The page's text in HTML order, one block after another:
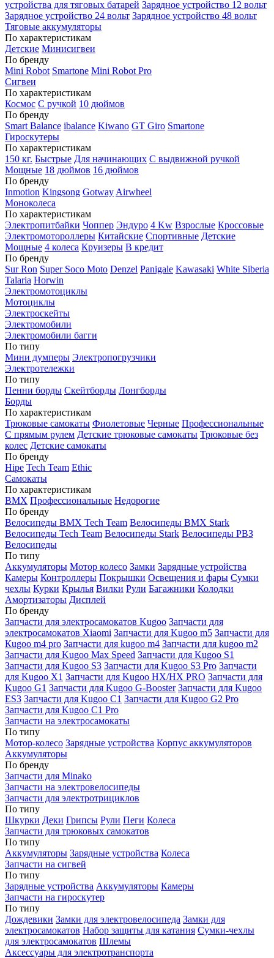
устройства для тяговых батарей Зарядное устройство 12 вольт
Зарядное устройство 24 вольт Зарядное устройство 48 вольт
Тяговые аккумуляторы
По характеристикам
Детские Минисигвеи
По бренду
Mini Robot Smartone Mini Robot Pro
Сигвеи
По характеристикам
Космос С ручкой 10 дюймов
По бренду
Smart Balance ibalance Kiwano GT Giro Smartone
Гироскутеры
По характеристикам
150 кг. Быстрые Для начинающих С выдвижной ручкой
Мощные 18 дюймов 16 дюймов
По бренду
Inmotion Kingsong Gotway Airwheel
Моноколеса
По характеристикам
Электропитбайки Чоппер Эндуро 4 Kw Взрослые Кроссовые
Электромотороллеры Китайские Спортивные Детские
Мощные 4 колеса Круизеры В кредит
По бренду
Sur Ron Super Soco Moto Denzel Panigale Kawasaki White Siberia
Talaria Horwin
Электромотоциклы
Мотоциклы
Электроскейты
Электромобили
Электромобили багги
По типу
Мини думперы Электропогрузчики
Электротележки
По типу
Пенни борды Скейтборды Лонгборды
Борды
По характеристикам
Трюковые самокаты Фиолетовые Черные Профессиональные
С прямым рулем Детские трюковые самокаты Трюковые без
колес Детские самокаты
По бренду
Hipe Tech Team Ethic
Самокаты
По характеристикам
BMX Профессиональные Недорогие
По бренду
Велосипеды BMX Tech Team Велосипеды BMX Stark
Велосипеды Tech Team Велосипеды Stark Велосипеды РВЗ
Велосипеды
По типу
Аккумуляторы Мотор колесо Замки Зарядные устройства
Камеры Контроллеры Покрышки Освещения и фары Сумки
чехлы Курки Крылья Вилки Рули Багажники Колодки
Амортизаторы Дисплей
По бренду
Запчасти для электросамокатов Kugoo Запчасти для
электросамокатов Xiaomi Запчасти для Kugoo m5 Запчасти для
Кugoo m4 pro Запчасти для kugoo m4 Запчасти для kugoo m2
Запчасти для Kugoo Max Speed Запчасти для Kugoo S1
Запчасти для Kugoo S3 Запчасти для Kugoo S3 Pro Запчасти
для Kugoo X1 Запчасти для Kugoo HX/HX PRO Запчасти для
Kugoo G1 Запчасти для Kugoo G-Booster Запчасти для Kugoo
ES3 Запчасти для Kugoo C1 Запчасти для Kugoo G2 Pro
Запчасти для Kugoo C1 Pro
Запчасти на электросамокаты
По типу
Мотор-колесо Зарядные устройства Корпус аккумуляторов
Аккумуляторы
По бренду
Запчасти для Minako
Запчасти на электровелосипеды
Запчасти для электротрициклов
По типу
Шкурки Деки Грипсы Рули Пеги Колеса
Запчасти для трюковых самокатов
По типу
Аккумуляторы Зарядные устройства Колеса
Запчасти на сигвей
По типу
Зарядные устройства Аккумуляторы Камеры
Запчасти на гироскутер
По типу
Дождевики Замки для электровелосипеда Замки для
электросамокатов Набор защиты для катания Сумки-чехлы
для электросамокатов Шлемы
Аксессуары для электротранспорта